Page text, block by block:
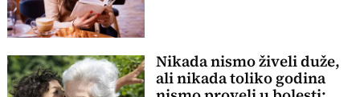
Nikada nismo živeli duže,
ali nikada toliko godina